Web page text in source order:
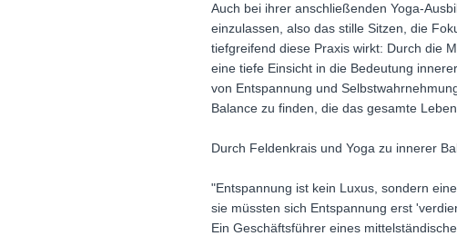
Auch bei ihrer anschließenden Yoga-
einzulassen, also das stille Sitzen, die
tiefgreifend diese Praxis wirkt: Durch die
eine tiefe Einsicht in die Bedeutung
von Entspannung und
Balance zu finden, die das gesamte
Durch Feldenkrais und Yoga zu innerer
"Entspannung ist kein Luxus, sondern
sie müssten sich Entspannung erst
Ein Geschäftsführer eines